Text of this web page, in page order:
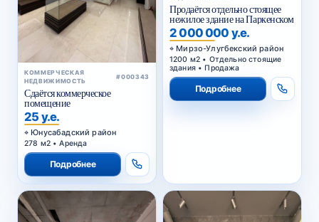
КОММЕРЧЕСКАЯ
НЕДВИЖИМОСТЬ
#000343
Сдаётся коммерческое
помещение
25 у.е.
Юнусабадский район
278 м2 • Аренда
Подробнее
Продаётся отдельно стоящее
нежилое здание на Паркенском
2 000 000 у.е.
Мирзо-Улугбекский район
1200 м2 • Отдельно стоящие
здания • Продажа
Подробнее